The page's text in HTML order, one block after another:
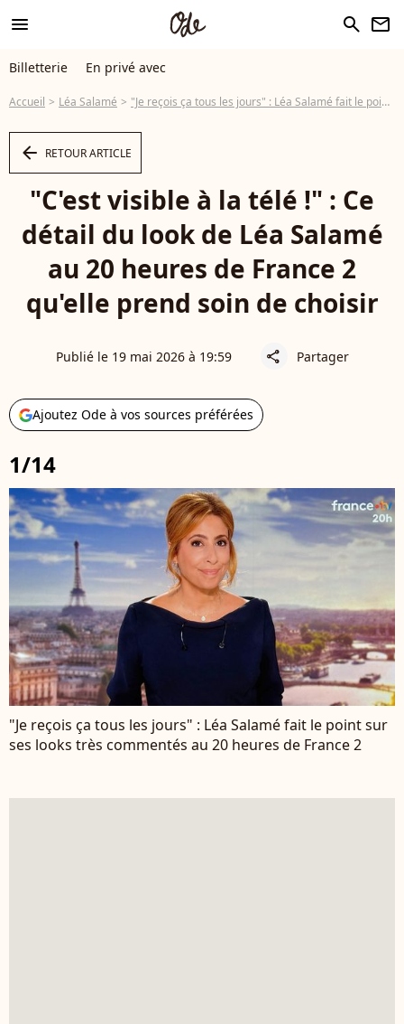
menu search newsletter
Billetterie En privé avec
Accueil Léa Salamé "Je reçois ça tous les jours" : Léa Salamé fait le point sur ses looks très commentés au 20 heures de France 2
arrow_left RETOUR ARTICLE
"C'est visible à la télé !" : Ce
détail du look de Léa Salamé
au 20 heures de France 2
qu'elle prend soin de choisir
Publié le 19 mai 2026 à 19:59 share Partager
Ajoutez Ode à vos sources préférées
1/14
"Je reçois ça tous les jours" : Léa Salamé fait le point sur
ses looks très commentés au 20 heures de France 2